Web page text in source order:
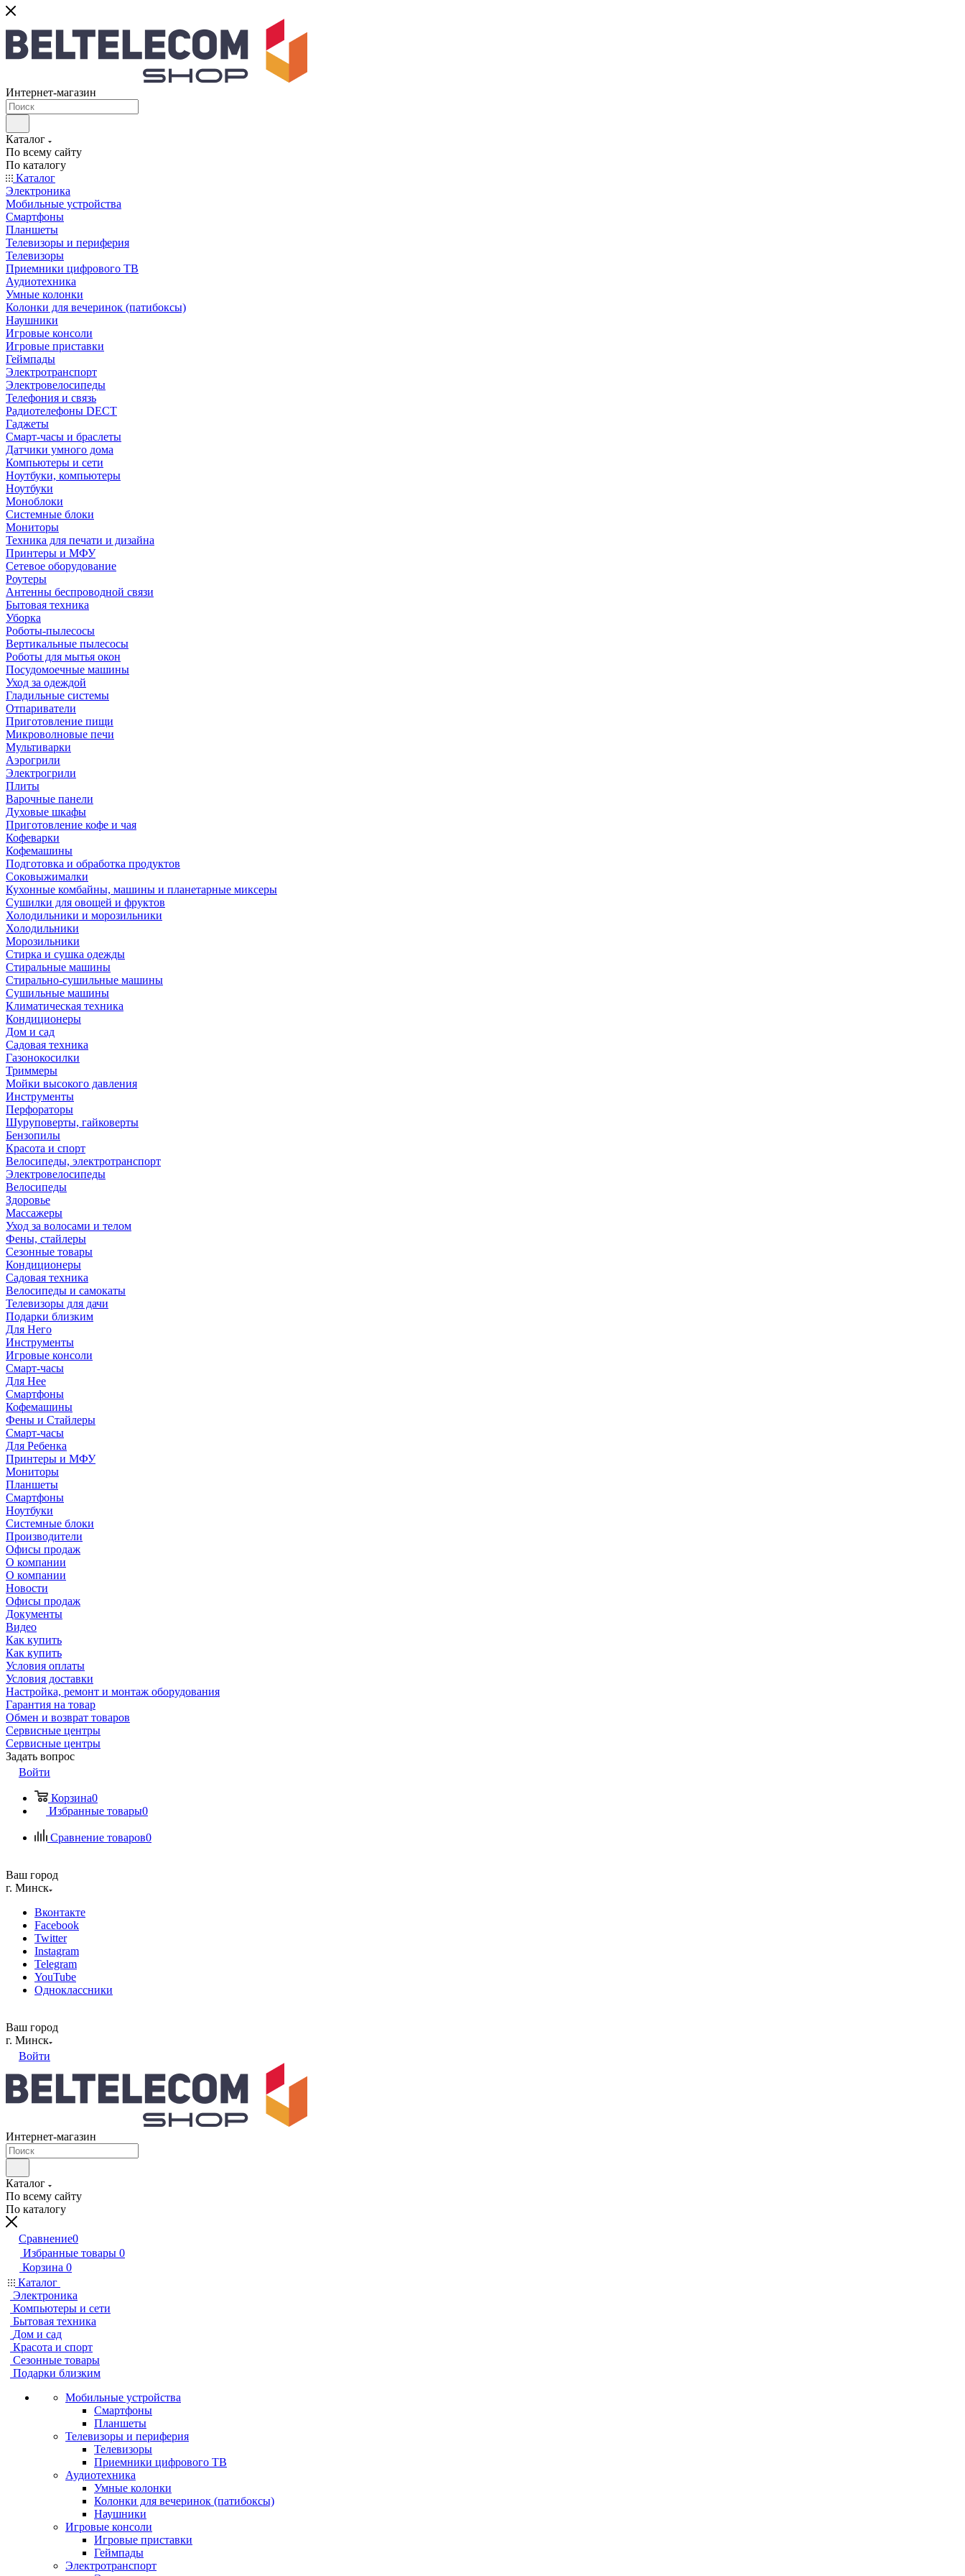
Интернет-магазин
Каталог
По всему сайту
По каталогу
Каталог
Электроника
Мобильные устройства
Смартфоны
Планшеты
Телевизоры и периферия
Телевизоры
Приемники цифрового ТВ
Аудиотехника
Умные колонки
Колонки для вечеринок (патибоксы)
Наушники
Игровые консоли
Игровые приставки
Геймпады
Электротранспорт
Электровелосипеды
Телефония и связь
Радиотелефоны DECT
Гаджеты
Смарт-часы и браслеты
Датчики умного дома
Компьютеры и сети
Ноутбуки, компьютеры
Ноутбуки
Моноблоки
Системные блоки
Мониторы
Техника для печати и дизайна
Принтеры и МФУ
Сетевое оборудование
Роутеры
Антенны беспроводной связи
Бытовая техника
Уборка
Роботы-пылесосы
Вертикальные пылесосы
Роботы для мытья окон
Посудомоечные машины
Уход за одеждой
Гладильные системы
Отпариватели
Приготовление пищи
Микроволновые печи
Мультиварки
Аэрогрили
Электрогрили
Плиты
Варочные панели
Духовые шкафы
Приготовление кофе и чая
Кофеварки
Кофемашины
Подготовка и обработка продуктов
Соковыжималки
Кухонные комбайны, машины и планетарные миксеры
Сушилки для овощей и фруктов
Холодильники и морозильники
Холодильники
Морозильники
Стирка и сушка одежды
Стиральные машины
Стирально-сушильные машины
Сушильные машины
Климатическая техника
Кондиционеры
Дом и сад
Садовая техника
Газонокосилки
Триммеры
Мойки высокого давления
Инструменты
Перфораторы
Шуруповерты, гайковерты
Бензопилы
Красота и спорт
Велосипеды, электротранспорт
Электровелосипеды
Велосипеды
Здоровье
Массажеры
Уход за волосами и телом
Фены, стайлеры
Сезонные товары
Кондиционеры
Садовая техника
Велосипеды и самокаты
Телевизоры для дачи
Подарки близким
Для Него
Инструменты
Игровые консоли
Смарт-часы
Для Нее
Смартфоны
Кофемашины
Фены и Стайлеры
Смарт-часы
Для Ребенка
Принтеры и МФУ
Мониторы
Планшеты
Смартфоны
Ноутбуки
Системные блоки
Производители
Офисы продаж
О компании
О компании
Новости
Офисы продаж
Документы
Видео
Как купить
Как купить
Условия оплаты
Условия доставки
Настройка, ремонт и монтаж оборудования
Гарантия на товар
Обмен и возврат товаров
Сервисные центры
Сервисные центры
Задать вопрос
Войти
Корзина0
Избранные товары0
Сравнение товаров0
Ваш город
г. Минск
Вконтакте
Facebook
Twitter
Instagram
Telegram
YouTube
Одноклассники
Ваш город
г. Минск
Войти
Интернет-магазин
Каталог
По всему сайту
По каталогу
Сравнение0
Избранные товары 0
Корзина 0
Каталог
Электроника
Компьютеры и сети
Бытовая техника
Дом и сад
Красота и спорт
Сезонные товары
Подарки близким
Мобильные устройства
Смартфоны
Планшеты
Телевизоры и периферия
Телевизоры
Приемники цифрового ТВ
Аудиотехника
Умные колонки
Колонки для вечеринок (патибоксы)
Наушники
Игровые консоли
Игровые приставки
Геймпады
Электротранспорт